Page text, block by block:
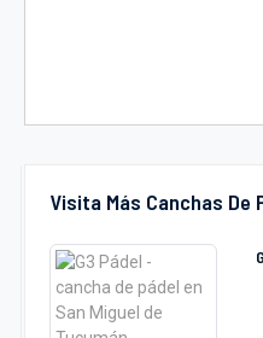
Visita Más Canchas De